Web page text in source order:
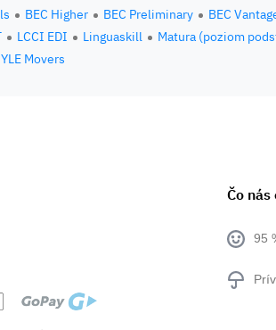
BEC Higher BEC Preliminary BEC
LCCI EDI Linguaskill Matura (poziom
YLE Movers
Čo
95